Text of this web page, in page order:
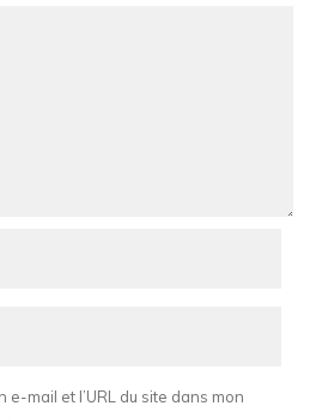
e-mail et l’URL du site dans mon